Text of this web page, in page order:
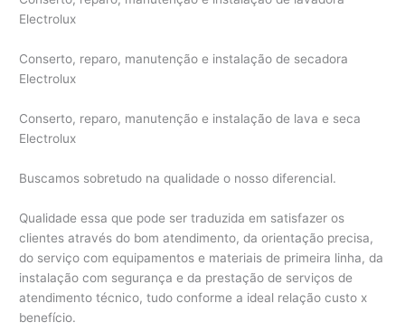
Electrolux
Conserto, reparo, manutenção e instalação de secadora
Electrolux
Conserto, reparo, manutenção e instalação de lava e seca
Electrolux
Buscamos sobretudo na qualidade o nosso diferencial.
Qualidade essa que pode ser traduzida em satisfazer os
clientes através do bom atendimento, da orientação precisa,
do serviço com equipamentos e materiais de primeira linha, da
instalação com segurança e da prestação de serviços de
atendimento técnico, tudo conforme a ideal relação custo x
benefício.